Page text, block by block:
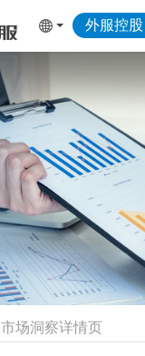
外服控股
市场洞察详情页